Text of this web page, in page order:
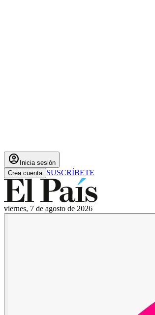
account_circle Inicia sesión
Crea cuenta SUSCRÍBETE
viernes, 7 de agosto de 2026